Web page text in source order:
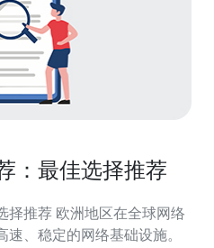
：最佳选择推荐
在全球网络
、稳定的网络基础设施。